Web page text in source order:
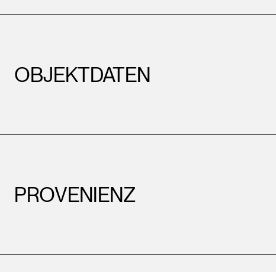
OBJEKTDATEN
PROVENIENZ